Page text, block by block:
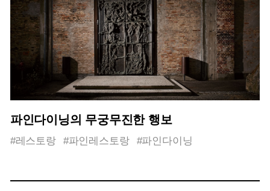
파인다이닝의 무궁무진한 행보
#레스토랑 #파인레스토랑 #파인다이닝